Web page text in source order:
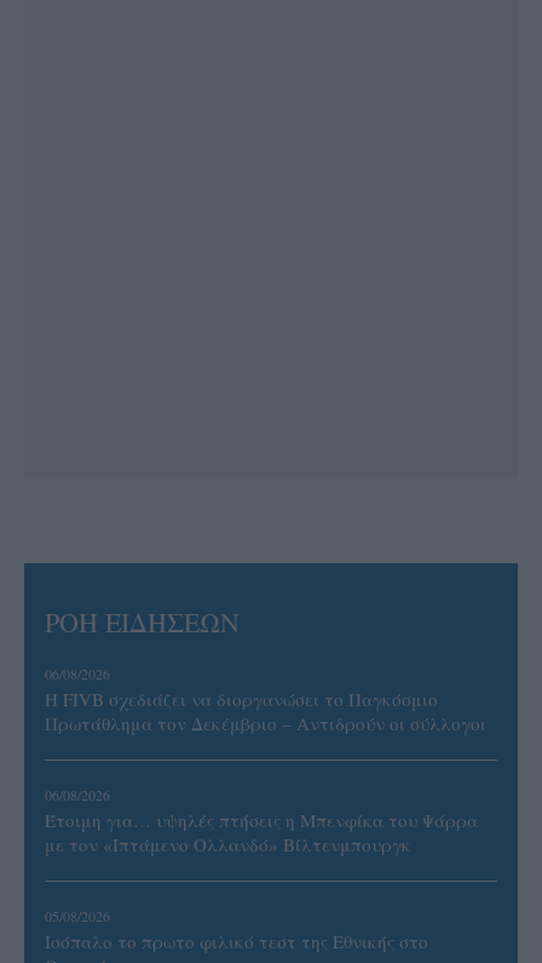
ΡΟΗ ΕΙΔΗΣΕΩΝ
06/08/2026
Η FIVB σχεδιάζει να διοργανώσει το Παγκόσμιο
Πρωτάθλημα τον Δεκέμβριο – Αντιδρούν οι σύλλογοι
06/08/2026
Έτοιμη για… υψηλές πτήσεις η Μπενφίκα του Ψάρρα
με τον «Ιπτάμενο Ολλανδό» Βίλτενμπουργκ
05/08/2026
Ισόπαλο το πρωτο φιλικό τεστ της Εθνικής στο